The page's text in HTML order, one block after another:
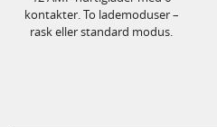
kontakter. To lademoduser –
rask eller standard modus.